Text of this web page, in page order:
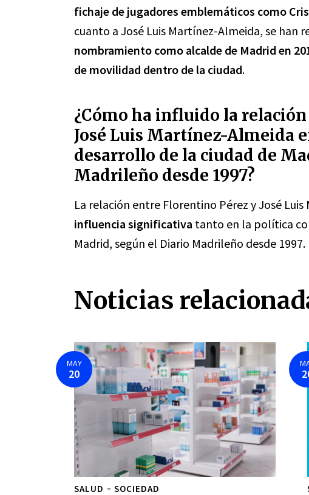
fichaje de jugadores emblemáticos como
cuanto a José Luis Martínez-Almeida, se han
nombramiento como alcalde de Madrid en
de movilidad dentro de la ciudad.
¿Cómo ha influido la
José Luis Martínez-Almeida
desarrollo de la ciudad de
Madrileño desde 1997?
La relación entre Florentino Pérez y José
influencia significativa tanto en la política
Madrid, según el Diario Madrileño desde 1997.
Noticias
MAY
20
SALUD SOCIEDAD